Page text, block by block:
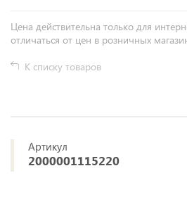
Цена действительна только для
отличаться от цен в розничных
К списку товаров
Артикул
2000001115220